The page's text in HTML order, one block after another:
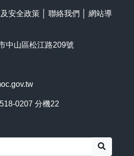
安全政策 聯絡我們
網站導
中山區松江路209號
0207 分機22